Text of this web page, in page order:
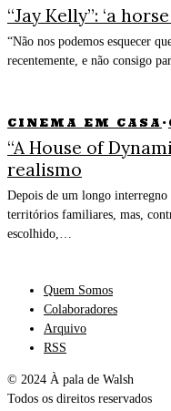
“Jay Kelly”: ‘a
“Não nos podemos esquecer
recentemente, e não consigo
CINEMA EM CASA ·
“A House of
realismo
Depois de um longo
territórios familiares, mas,
escolhido,…
Quem Somos
Colaboradores
Arquivo
RSS
© 2024 À pala de Walsh
Todos os direitos reservados